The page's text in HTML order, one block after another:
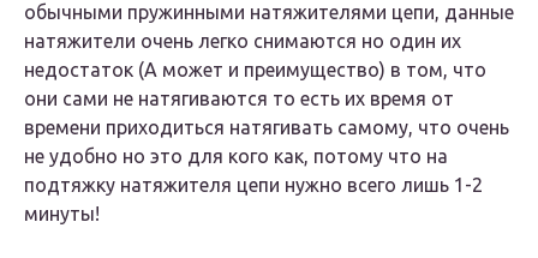
обычными пружинными натяжителями цепи, данные
натяжители очень легко снимаются но один их
недостаток (А может и преимущество) в том, что
они сами не натягиваются то есть их время от
времени приходиться натягивать самому, что очень
не удобно но это для кого как, потому что на
подтяжку натяжителя цепи нужно всего лишь 1-2
минуты!